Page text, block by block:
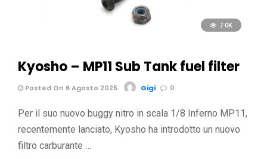
7.0K
Kyosho – MP11 Sub Tank fuel filter
Posted On 6 Agosto 2025 Gigi 0
Per il suo nuovo buggy nitro in scala 1/8 Inferno MP11,
recentemente lanciato, Kyosho ha introdotto un nuovo
filtro carburante …